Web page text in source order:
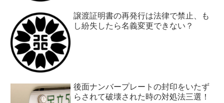
譲渡証明書の再発行は法律で禁止、も
し紛失したら名義変更できない？
後面ナンバープレートの封印をいたず
らされて破壊された時の対処法三選！